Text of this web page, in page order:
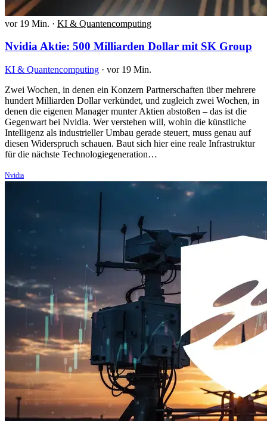
vor 19 Min. · KI & Quantencomputing
Nvidia Aktie: 500 Milliarden Dollar mit SK Group
KI & Quantencomputing · vor 19 Min.
Zwei Wochen, in denen ein Konzern Partnerschaften über mehrere
hundert Milliarden Dollar verkündet, und zugleich zwei Wochen, in
denen die eigenen Manager munter Aktien abstoßen – das ist die
Gegenwart bei Nvidia. Wer verstehen will, wohin die künstliche
Intelligenz als industrieller Umbau gerade steuert, muss genau auf
diesen Widerspruch schauen. Baut sich hier eine reale Infrastruktur
für die nächste Technologiegeneration…
Nvidia